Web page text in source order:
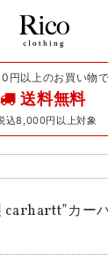
円以上のお買い物で
送料無料
込8,000円以上対象
carhartt”カー